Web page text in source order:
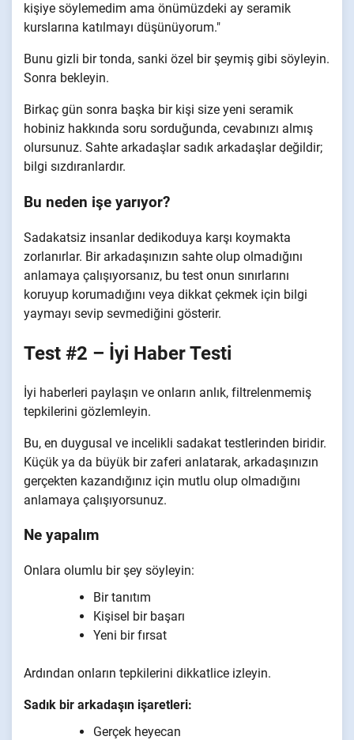
kişiye söylemedim ama önümüzdeki ay seramik
kurslarına katılmayı düşünüyorum."
Bunu gizli bir tonda, sanki özel bir şeymiş gibi söyleyin.
Sonra bekleyin.
Birkaç gün sonra başka bir kişi size yeni seramik
hobiniz hakkında soru sorduğunda, cevabınızı almış
olursunuz. Sahte arkadaşlar sadık arkadaşlar değildir;
bilgi sızdıranlardır.
Bu neden işe yarıyor?
Sadakatsiz insanlar dedikoduya karşı koymakta
zorlanırlar. Bir arkadaşınızın sahte olup olmadığını
anlamaya çalışıyorsanız, bu test onun sınırlarını
koruyup korumadığını veya dikkat çekmek için bilgi
yaymayı sevip sevmediğini gösterir.
Test #2 – İyi Haber Testi
İyi haberleri paylaşın ve onların anlık, filtrelenmemiş
tepkilerini gözlemleyin.
Bu, en duygusal ve incelikli sadakat testlerinden biridir.
Küçük ya da büyük bir zaferi anlatarak, arkadaşınızın
gerçekten kazandığınız için mutlu olup olmadığını
anlamaya çalışıyorsunuz.
Ne yapalım
Onlara olumlu bir şey söyleyin:
Bir tanıtım
Kişisel bir başarı
Yeni bir fırsat
Ardından onların tepkilerini dikkatlice izleyin.
Sadık bir arkadaşın işaretleri:
Gerçek heyecan